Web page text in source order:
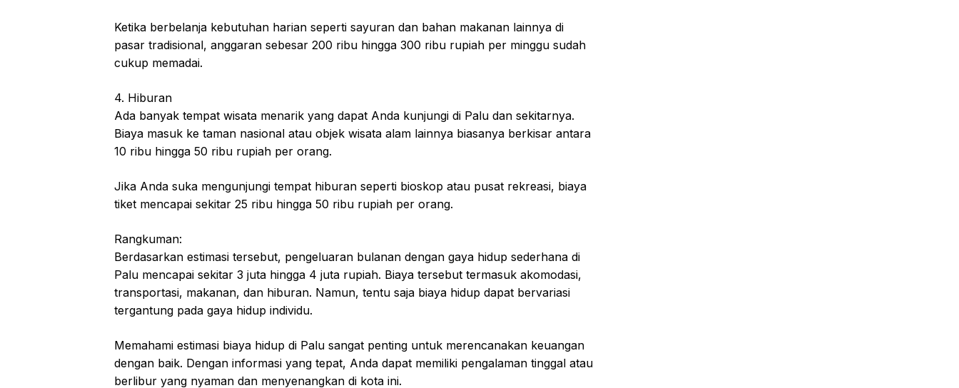
Ketika berbelanja kebutuhan harian seperti sayuran dan bahan makanan lainnya di
pasar tradisional, anggaran sebesar 200 ribu hingga 300 ribu rupiah per minggu sudah
cukup memadai.
4. Hiburan
Ada banyak tempat wisata menarik yang dapat Anda kunjungi di Palu dan sekitarnya.
Biaya masuk ke taman nasional atau objek wisata alam lainnya biasanya berkisar antara
10 ribu hingga 50 ribu rupiah per orang.
Jika Anda suka mengunjungi tempat hiburan seperti bioskop atau pusat rekreasi, biaya
tiket mencapai sekitar 25 ribu hingga 50 ribu rupiah per orang.
Rangkuman:
Berdasarkan estimasi tersebut, pengeluaran bulanan dengan gaya hidup sederhana di
Palu mencapai sekitar 3 juta hingga 4 juta rupiah. Biaya tersebut termasuk akomodasi,
transportasi, makanan, dan hiburan. Namun, tentu saja biaya hidup dapat bervariasi
tergantung pada gaya hidup individu.
Memahami estimasi biaya hidup di Palu sangat penting untuk merencanakan keuangan
dengan baik. Dengan informasi yang tepat, Anda dapat memiliki pengalaman tinggal atau
berlibur yang nyaman dan menyenangkan di kota ini.